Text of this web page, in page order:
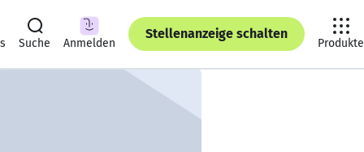
Suche Anmelden
Stellenanzeige schalten
Produkte